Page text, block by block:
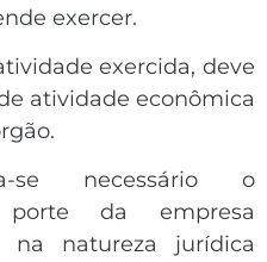
exercer.
exercida, deve
atividade econômica
se necessário o
porte da empresa
natureza jurídica